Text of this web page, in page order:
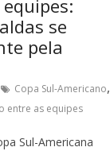
se
pela
Copa Sul-Americano,
entre as equipes
Sul-Americana